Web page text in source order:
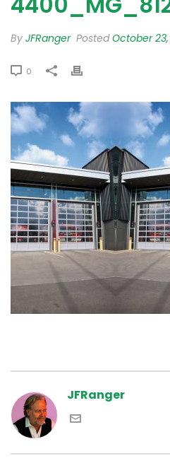
By JFRanger PostedOctober 23,
0
JFRanger